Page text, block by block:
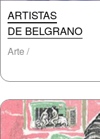
ARTISTAS
DE BELGRANO
Arte /